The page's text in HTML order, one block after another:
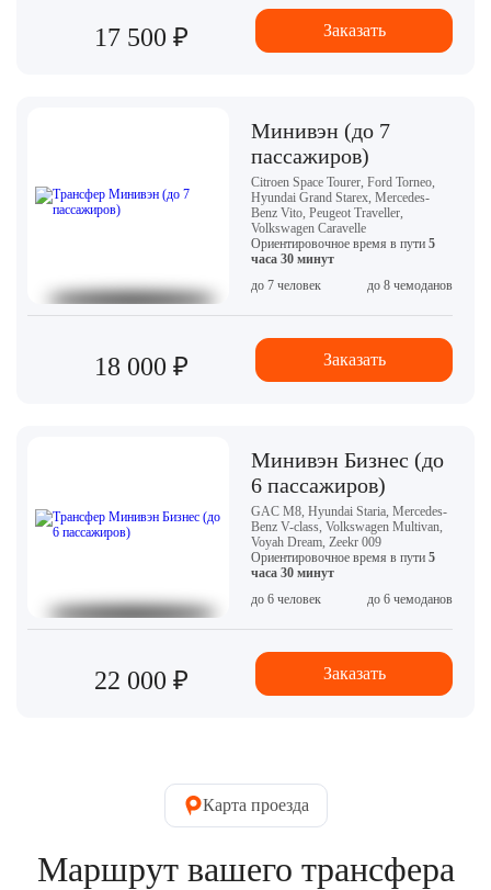
17 500 ₽ Заказать
Минивэн (до 7
пассажиров)
Citroen Space Tourer, Ford Torneo,
Hyundai Grand Starex, Mercedes-
Benz Vito, Peugeot Traveller,
Volkswagen Caravelle
Ориентировочное время в пути 5
часа 30 минут
до 7 человек
до 8 чемоданов
18 000 ₽ Заказать
Минивэн Бизнес (до
6 пассажиров)
GAC M8, Hyundai Staria, Mercedes-
Benz V-class, Volkswagen Multivan,
Voyah Dream, Zeekr 009
Ориентировочное время в пути 5
часа 30 минут
до 6 человек
до 6 чемоданов
22 000 ₽ Заказать
Карта проезда
Маршрут вашего трансфера